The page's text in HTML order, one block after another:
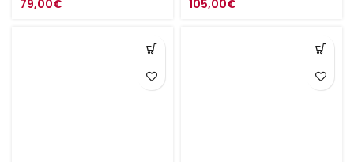
79,00€ 105,00€